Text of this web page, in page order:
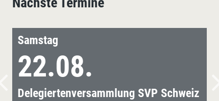
Samstag
22.08.
Delegiertenversammlung SVP Schweiz